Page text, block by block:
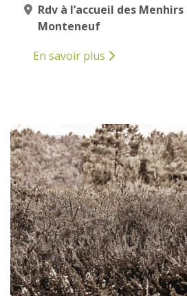
Rdv à l’accueil des
Monteneuf
En savoir plus
12
AVRIL
2025